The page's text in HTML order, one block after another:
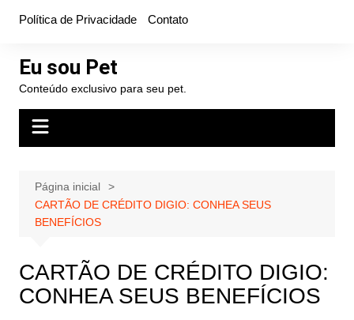
conteúdo
Política de Privacidade Contato
Eu sou Pet
Conteúdo exclusivo para seu pet.
Página inicial
CARTÃO DE CRÉDITO DIGIO: CONHEA SEUS
BENEFÍCIOS
CARTÃO DE CRÉDITO DIGIO:
CONHEA SEUS BENEFÍCIOS